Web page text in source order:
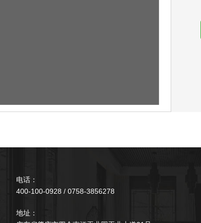
电话：
400-100-0928 / 0758-3856278
地址：